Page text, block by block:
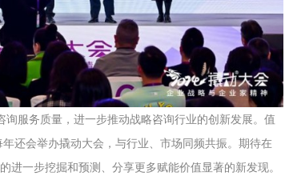
服务质量，进一步推动战略咨询行业的创新发展。值
还会举办撬动大会，与行业、市场同频共振。期待在
一步挖掘和预测、分享更多赋能价值显著的新发现。